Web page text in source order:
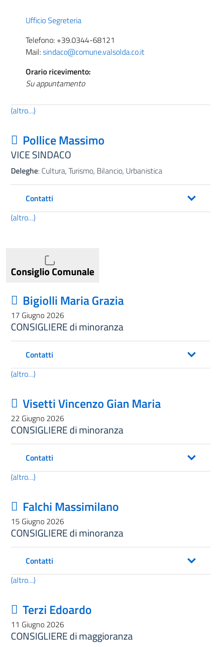
Ufficio Segreteria
Telefono: +39.0344-68121
Mail:sindaco@comune.valsolda.co.it
Orario ricevimento:
Su appuntamento
(altro…)
Pollice Massimo
VICE SINDACO
Deleghe: Cultura, Turismo, Bilancio, Urbanistica
Contatti
(altro…)
Consiglio Comunale
Bigiolli Maria Grazia
17 Giugno 2026
CONSIGLIERE di minoranza
Contatti
(altro…)
Visetti Vincenzo Gian Maria
22 Giugno 2026
CONSIGLIERE di minoranza
Contatti
(altro…)
Falchi Massimilano
15 Giugno 2026
CONSIGLIERE di minoranza
Contatti
(altro…)
Terzi Edoardo
11 Giugno 2026
CONSIGLIERE di maggioranza